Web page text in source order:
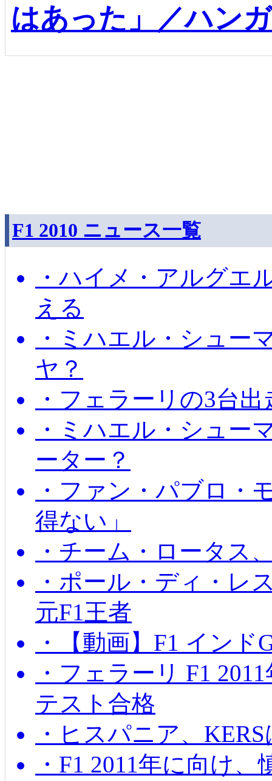
はあった」／ハン
F1 2010 ニュース一覧
・ハイメ・アルグエ
える
・ミハエル・シュー
ヤ？
・フェラーリの3台
・ミハエル・シュー
ーター？
・ファン・パブロ・
得ない」
・チーム・ロータス
・ポール・ディ・レ
元F1王者
・【動画】F1 イン
・フェラーリ F1
テスト合格
・ヒスパニア、
・F1 2011年に向け